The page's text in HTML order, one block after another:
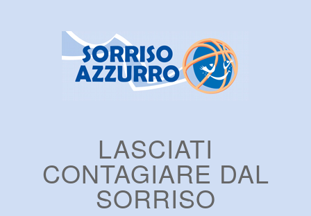
LASCIATI
CONTAGIARE DAL
SORRISO